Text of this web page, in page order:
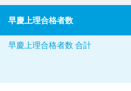
早慶上理合格者数
早慶上理合格者数 合計